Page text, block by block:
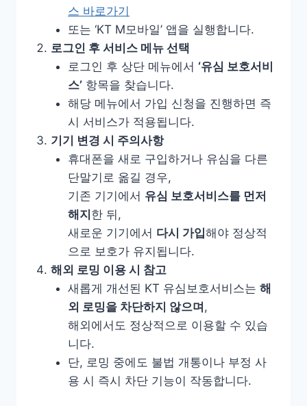
스 바로가기
또는 ‘KT M모바일’ 앱을 실행합니다.
로그인 후 서비스 메뉴 선택
로그인 후 상단 메뉴에서 ‘유심 보호서비
스’ 항목을 찾습니다.
해당 메뉴에서 가입 신청을 진행하면 즉
시 서비스가 적용됩니다.
기기 변경 시 주의사항
휴대폰을 새로 구입하거나 유심을 다른
단말기로 옮길 경우,
기존 기기에서 유심 보호서비스를 먼저
해지 한 뒤,
새로운 기기에서 다시 가입해야 정상적
으로 보호가 유지됩니다.
해외 로밍 이용 시 참고
새롭게 개선된 KT 유심보호서비스는 해
외 로밍을 차단하지 않으며 ,
해외에서도 정상적으로 이용할 수 있습
니다.
단, 로밍 중에도 불법 개통이나 부정 사
용 시 즉시 차단 기능이 작동합니다.